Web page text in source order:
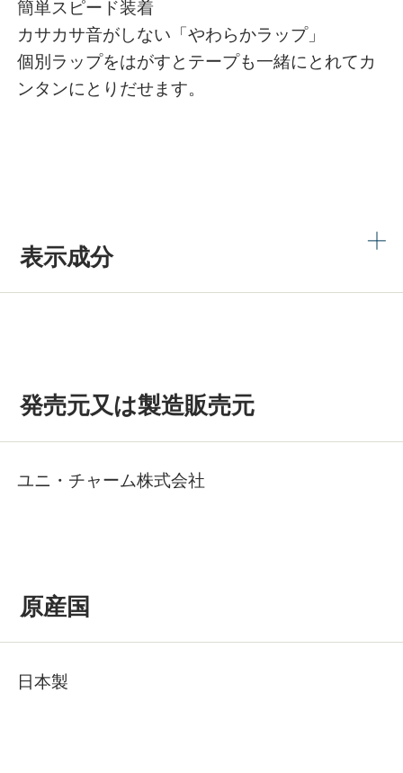
簡単スピード装着
カサカサ音がしない「やわらかラップ」
個別ラップをはがすとテープも一緒にとれてカ
ンタンにとりだせます。
表示成分
発売元又は製造販売元
ユニ・チャーム株式会社
原産国
日本製